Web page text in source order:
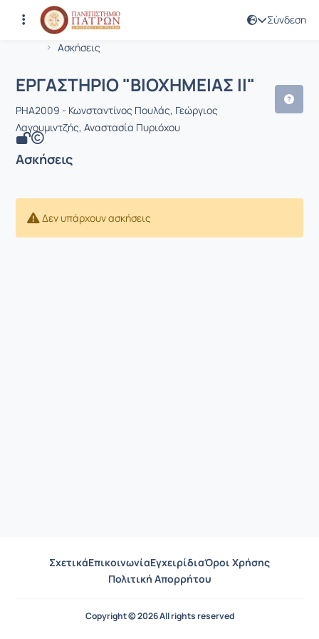
Σύνδεση
Αρχική Σελίδα
Ασκήσεις
Μάθημα : ΕΡΓΑΣΤΗΡΙΟ "ΒΙΟΧΗΜΕΙΑΣ
Κωδικός : PHA2009
ΕΡΓΑΣΤΗΡΙΟ "ΒΙΟΧΗΜΕΙΑΣ ΙΙ"
PHA2009 - Κωνσταντίνος Πουλάς, Γεώργιος
Λαγουμιντζής, Αναστασία Πυριόχου
Ασκήσεις
Δεν υπάρχουν ασκήσεις
ΣχετικάΕπικοινωνίαΕγχειρίδιαΌροι Χρήσης
Πολιτική Απορρήτου
Copyright © 2026 All rights reserved